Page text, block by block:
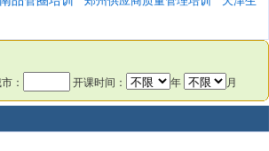
： 开课时间： 年 月